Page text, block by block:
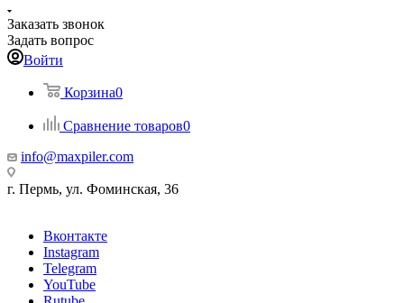
Заказать звонок
Задать вопрос
Войти
Корзина0
Сравнение товаров0
info@maxpiler.com
г. Пермь, ул. Фоминская, 36
Вконтакте
Instagram
Telegram
YouTube